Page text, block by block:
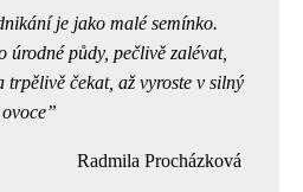
je jako malé semínko.
úrodné půdy, pečlivě zalévat,
čekat, až vyroste v silný
Radmila Procházková